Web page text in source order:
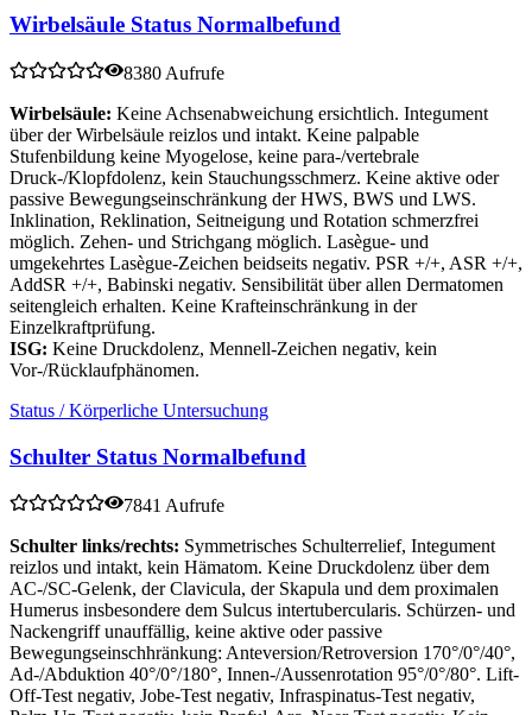
Wirbelsäule Status Normalbefund
8380 Aufrufe
Wirbelsäule: Keine Achsenabweichung ersichtlich. Integument
über der Wirbelsäule reizlos und intakt. Keine palpable
Stufenbildung keine Myogelose, keine para-/vertebrale
Druck-/Klopfdolenz, kein Stauchungsschmerz. Keine aktive oder
passive Bewegungseinschränkung der HWS, BWS und LWS.
Inklination, Reklination, Seitneigung und Rotation schmerzfrei
möglich. Zehen- und Strichgang möglich. Lasègue- und
umgekehrtes Lasègue-Zeichen beidseits negativ. PSR +/+, ASR +/+,
AddSR +/+, Babinski negativ. Sensibilität über allen Dermatomen
seitengleich erhalten. Keine Krafteinschränkung in der
Einzelkraftprüfung.
ISG: Keine Druckdolenz, Mennell-Zeichen negativ, kein
Vor-/Rücklaufphänomen.
Status / Körperliche Untersuchung
Schulter Status Normalbefund
7841 Aufrufe
Schulter links/rechts: Symmetrisches Schulterrelief, Integument
reizlos und intakt, kein Hämatom. Keine Druckdolenz über dem
AC-/SC-Gelenk, der Clavicula, der Skapula und dem proximalen
Humerus insbesondere dem Sulcus intertubercularis. Schürzen- und
Nackengriff unauffällig, keine aktive oder passive
Bewegungseinschhränkung: Anteversion/Retroversion 170°/0°/40°,
Ad-/Abduktion 40°/0°/180°, Innen-/Aussenrotation 95°/0°/80°. Lift-
Off-Test negativ, Jobe-Test negativ, Infraspinatus-Test negativ,